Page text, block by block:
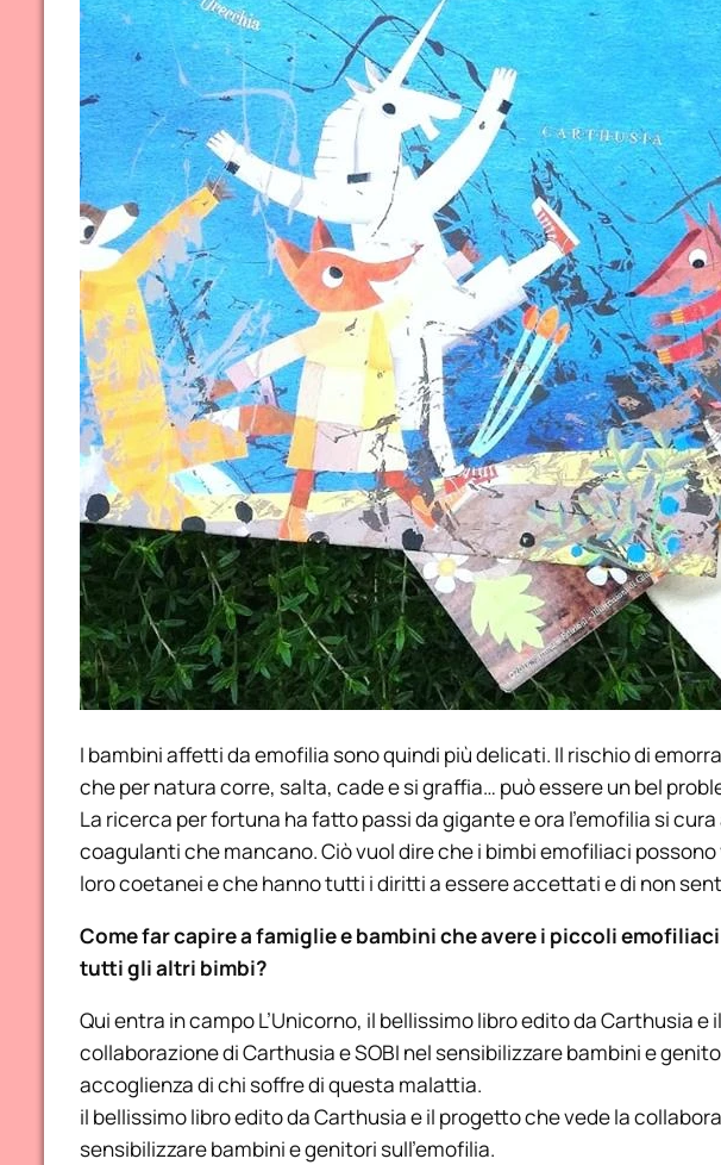
I bambini affetti da emofilia sono quindi più delicati. Il rischio di
che per natura corre, salta, cade e si graffia… può essere un bel
La ricerca per fortuna ha fatto passi da gigante e ora l’emofilia si
coagulanti che mancano. Ciò vuol dire che i bimbi emofiliaci
loro coetanei e che hanno tutti i diritti a essere accettati e di non
Come far capire a famiglie e bambini che avere i piccoli
tutti gli altri bimbi?
Qui entra in campo L’Unicorno, il bellissimo libro edito da Carthusia e
collaborazione di Carthusia e SOBI nel sensibilizzare bambini e
accoglienza di chi soffre di questa malattia.
il bellissimo libro edito da Carthusia e il progetto che vede la
sensibilizzare bambini e genitori sull’emofilia.